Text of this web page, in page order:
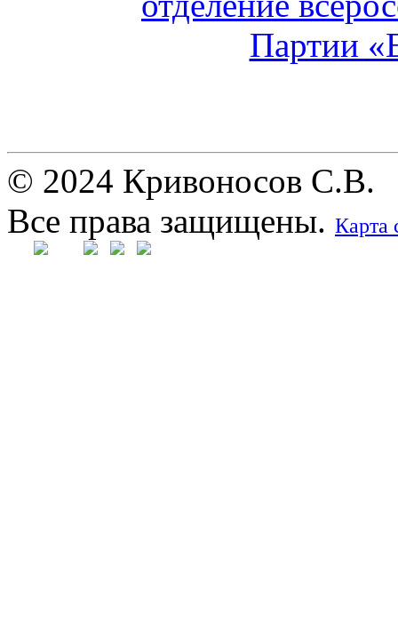
© 2024 Кривоносов С.В.
Все права защищены. Карта